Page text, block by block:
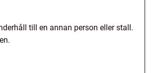
till en annan person eller stall.